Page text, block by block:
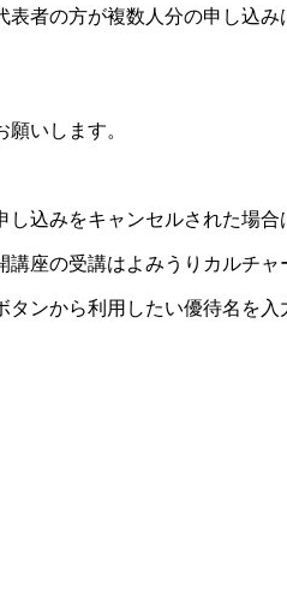
者の方が複数人分の申し込
いします。
込みをキャンセルされた場合
座の受講はよみうりカルチャ
ンから利用したい優待名を入